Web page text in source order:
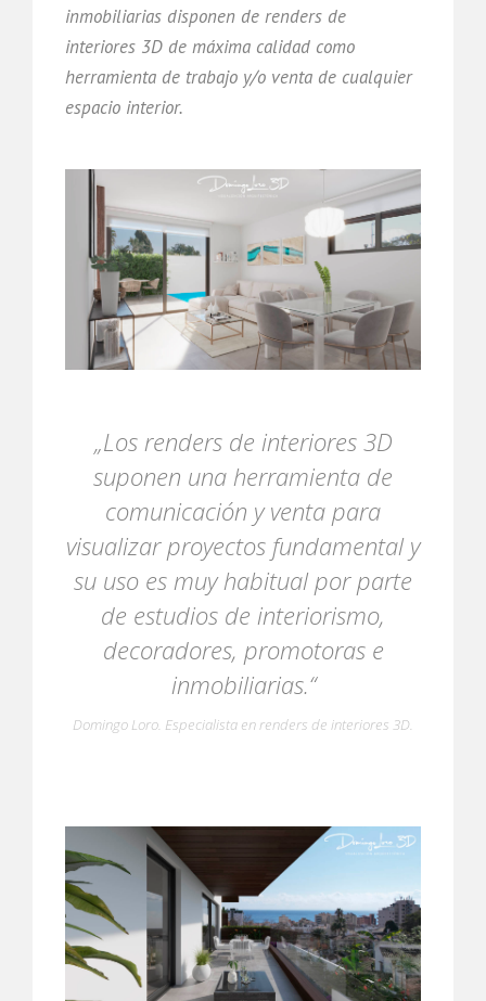
inmobiliarias disponen de renders de
interiores 3D de máxima calidad como
herramienta de trabajo y/o venta de cualquier
espacio interior.
„Los renders de interiores 3D
suponen una herramienta de
comunicación y venta para
visualizar proyectos fundamental y
su uso es muy habitual por parte
de estudios de interiorismo,
decoradores, promotoras e
inmobiliarias.“
Domingo Loro. Especialista en renders de interiores 3D.